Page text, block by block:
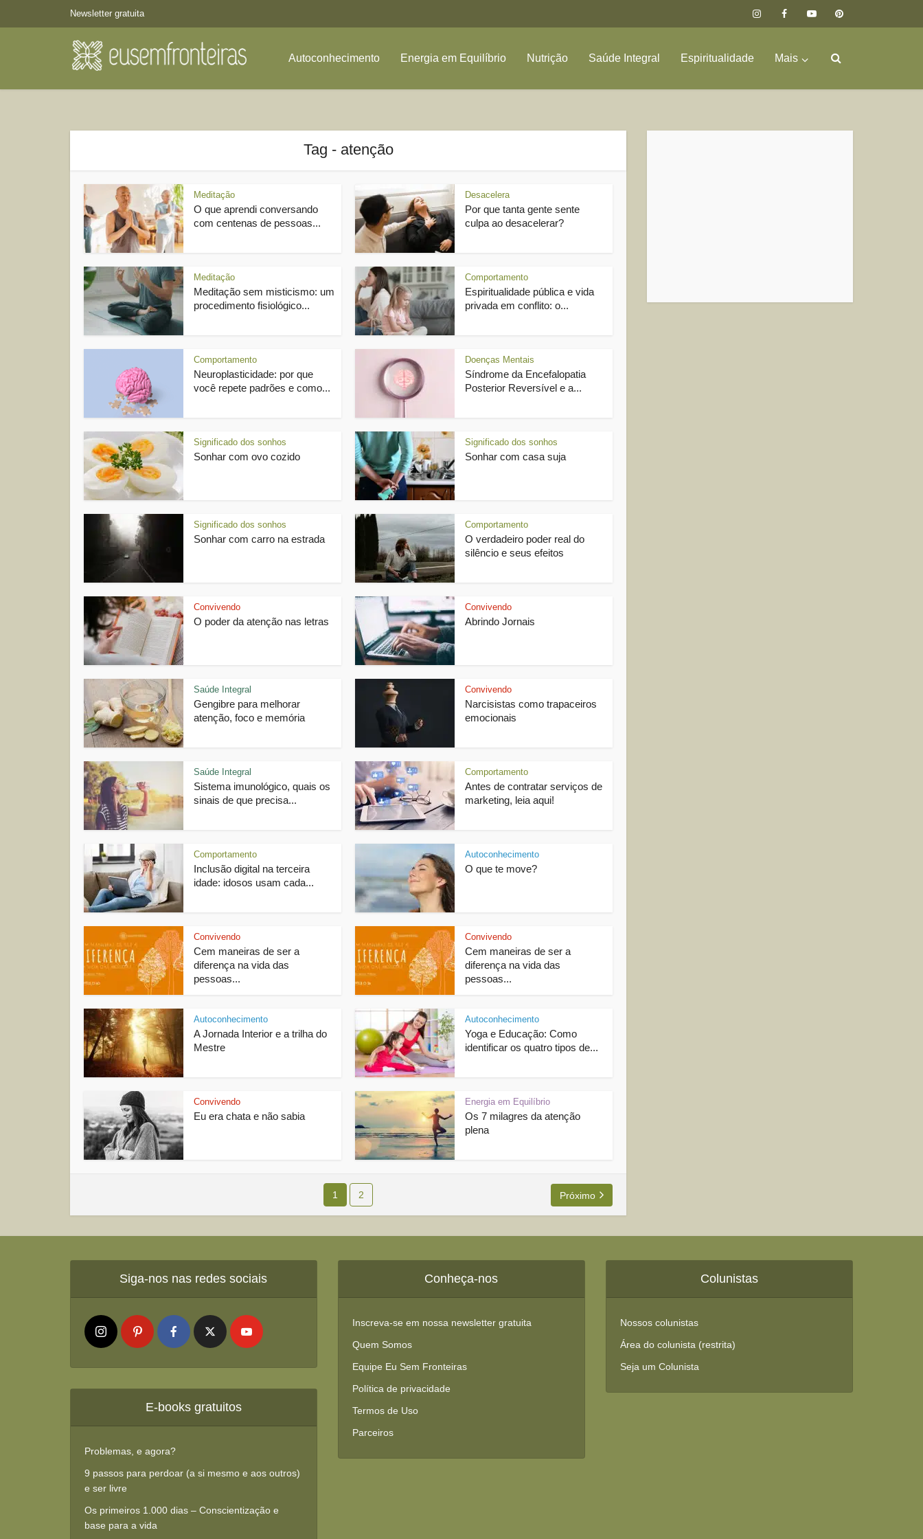
Newsletter gratuita
Autoconhecimento Energia em Equilíbrio Nutrição Saúde Integral Espiritualidade Mais
Tag - atenção
Meditação
O que aprendi conversando
com centenas de pessoas...
Desacelera
Por que tanta gente sente
culpa ao desacelerar?
Meditação
Meditação sem misticismo: um
procedimento fisiológico...
Comportamento
Espiritualidade pública e vida
privada em conflito: o...
Comportamento
Neuroplasticidade: por que
você repete padrões e como...
Doenças Mentais
Síndrome da Encefalopatia
Posterior Reversível e a...
Significado dos sonhos
Sonhar com ovo cozido
Significado dos sonhos
Sonhar com casa suja
Significado dos sonhos
Sonhar com carro na estrada
Comportamento
O verdadeiro poder real do
silêncio e seus efeitos
Convivendo
O poder da atenção nas letras
Convivendo
Abrindo Jornais
Saúde Integral
Gengibre para melhorar
atenção, foco e memória
Convivendo
Narcisistas como trapaceiros
emocionais
Saúde Integral
Sistema imunológico, quais os
sinais de que precisa...
Comportamento
Antes de contratar serviços de
marketing, leia aqui!
Comportamento
Inclusão digital na terceira
idade: idosos usam cada...
Autoconhecimento
O que te move?
Convivendo
Cem maneiras de ser a
diferença na vida das
pessoas...
Convivendo
Cem maneiras de ser a
diferença na vida das
pessoas...
Autoconhecimento
A Jornada Interior e a trilha do
Mestre
Autoconhecimento
Yoga e Educação: Como
identificar os quatro tipos de...
Convivendo
Eu era chata e não sabia
Energia em Equilíbrio
Os 7 milagres da atenção
plena
1 2 Próximo
Siga-nos nas redes sociais
E-books gratuitos
Problemas, e agora?
9 passos para perdoar (a si mesmo e aos outros)
e ser livre
Os primeiros 1.000 dias – Conscientização e
base para a vida
Conheça-nos
Inscreva-se em nossa newsletter gratuita
Quem Somos
Equipe Eu Sem Fronteiras
Política de privacidade
Termos de Uso
Parceiros
Colunistas
Nossos colunistas
Área do colunista (restrita)
Seja um Colunista